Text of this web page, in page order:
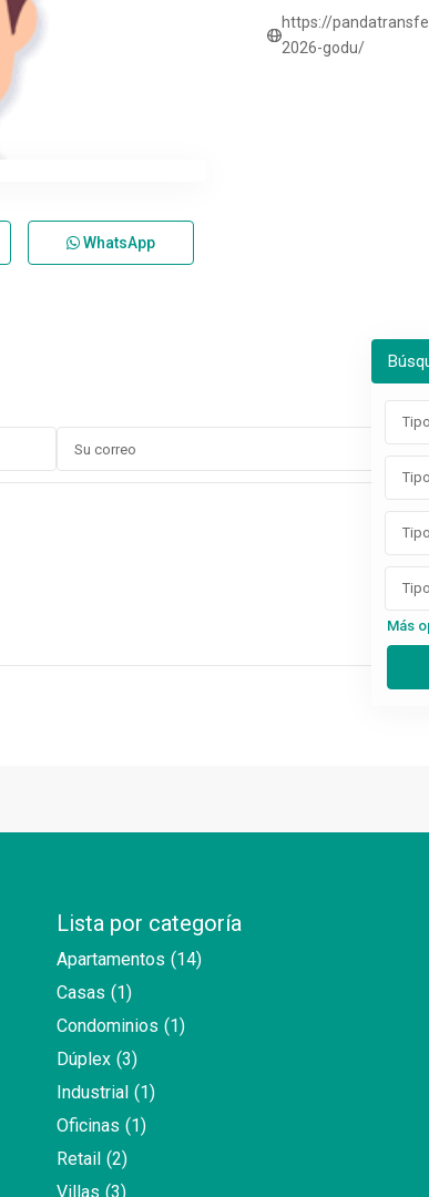
Más
https://
2026-godu/
WhatsApp
Lista por categoría
Apartamentos (14)
Casas (1)
Condominios (1)
Dúplex (3)
Industrial (1)
Oficinas (1)
Retail (2)
Villas (3)